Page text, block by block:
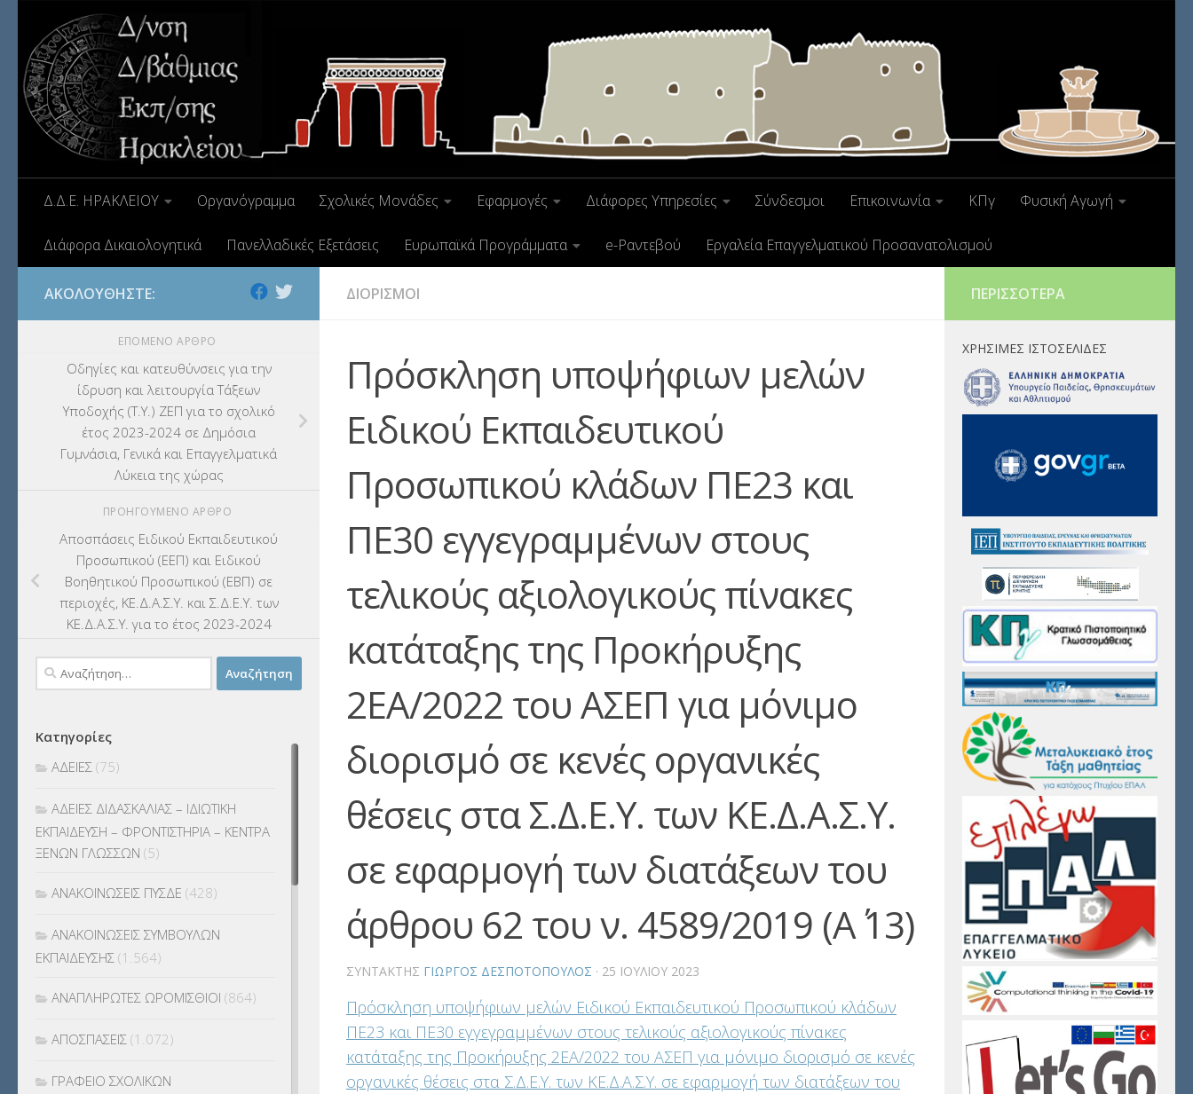
Δ.Δ.Ε. ΗΡΑΚΛΕΙΟΥ Οργανόγραμμα Σχολικές Μονάδες Εφαρμογές Διάφορες Υπηρεσίες Σύνδεσμοι Επικοινωνία ΚΠγ Φυσική Αγωγή
Διάφορα Δικαιολογητικά Πανελλαδικές Εξετάσεις Ευρωπαϊκά Προγράμματα e-Ραντεβού Εργαλεία Επαγγελματικού Προσανατολισμού
ΔΙΟΡΙΣΜΟΙ
Πρόσκληση υποψήφιων μελών
Ειδικού Εκπαιδευτικού
Προσωπικού κλάδων ΠΕ23 και
ΠΕ30 εγγεγραμμένων στους
τελικούς αξιολογικούς πίνακες
κατάταξης της Προκήρυξης
2ΕΑ/2022 του ΑΣΕΠ για μόνιμο
διορισμό σε κενές οργανικές
θέσεις στα Σ.Δ.Ε.Υ. των ΚΕ.Δ.Α.Σ.Υ.
σε εφαρμογή των διατάξεων του
άρθρου 62 του ν. 4589/2019 (Α΄ 13)
ΣΥΝΤΆΚΤΗΣ ΓΙΏΡΓΟΣ ΔΕΣΠΟΤΌΠΟΥΛΟΣ · 25 ΙΟΥΛΊΟΥ 2023
Πρόσκληση υποψήφιων μελών Ειδικού Εκπαιδευτικού Προσωπικού κλάδων
ΠΕ23 και ΠΕ30 εγγεγραμμένων στους τελικούς αξιολογικούς πίνακες
κατάταξης της Προκήρυξης 2ΕΑ/2022 του ΑΣΕΠ για μόνιμο διορισμό σε κενές
οργανικές θέσεις στα Σ.Δ.Ε.Υ. των ΚΕ.Δ.Α.Σ.Υ. σε εφαρμογή των διατάξεων του
ΑΚΟΛΟΥΘΉΣΤΕ:
ΕΠΌΜΕΝΟ ΆΡΘΡΟ
Οδηγίες και κατευθύνσεις για την
ίδρυση και λειτουργία Τάξεων
Υποδοχής (Τ.Υ.) ΖΕΠ για το σχολικό
έτος 2023-2024 σε Δημόσια
Γυμνάσια, Γενικά και Επαγγελματικά
Λύκεια της χώρας
ΠΡΟΗΓΟΎΜΕΝΟ ΆΡΘΡΟ
Αποσπάσεις Ειδικού Εκπαιδευτικού
Προσωπικού (ΕΕΠ) και Ειδικού
Βοηθητικού Προσωπικού (ΕΒΠ) σε
περιοχές, ΚΕ.Δ.Α.Σ.Υ. και Σ.Δ.Ε.Υ. των
ΚΕ.Δ.Α.Σ.Υ. για το έτος 2023-2024
Αναζήτηση
για:
Κατηγορίες
ΑΔΕΙΕΣ (75)
ΑΔΕΙΕΣ ΔΙΔΑΣΚΑΛΙΑΣ – ΙΔΙΩΤΙΚΗ
ΕΚΠΑΙΔΕΥΣΗ – ΦΡΟΝΤΙΣΤΗΡΙΑ – ΚΕΝΤΡΑ
ΞΕΝΩΝ ΓΛΩΣΣΩΝ (5)
ΑΝΑΚΟΙΝΩΣΕΙΣ ΠΥΣΔΕ (428)
ΑΝΑΚΟΙΝΩΣΕΙΣ ΣΥΜΒΟΥΛΩΝ
ΕΚΠΑΙΔΕΥΣΗΣ (1.564)
ΑΝΑΠΛΗΡΩΤΕΣ ΩΡΟΜΙΣΘΙΟΙ (864)
ΑΠΟΣΠΑΣΕΙΣ (1.072)
ΓΡΑΦΕΙΟ ΣΧΟΛΙΚΩΝ
ΠΕΡΙΣΣΌΤΕΡΑ
ΧΡΉΣΙΜΕΣ ΙΣΤΟΣΕΛΊΔΕΣ